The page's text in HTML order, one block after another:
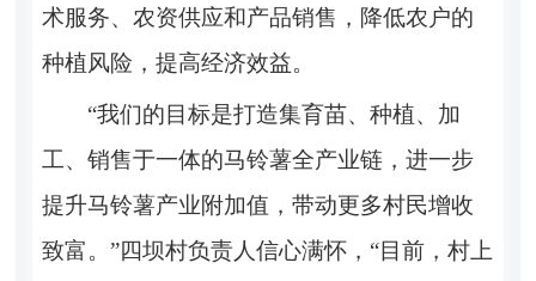
术服务、农资供应和产品销售，降低农户的
种植风险，提高经济效益。
“我们的目标是打造集育苗、种植、加
工、销售于一体的马铃薯全产业链，进一步
提升马铃薯产业附加值，带动更多村民增收
致富。”四坝村负责人信心满怀，“目前，村上